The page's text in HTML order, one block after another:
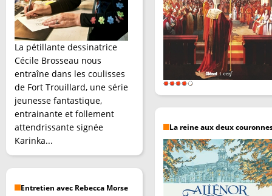
La pétillante dessinatrice
Cécile Brosseau nous
entraîne dans les coulisses
de Fort Trouillard, une série
jeunesse fantastique,
entrainante et follement
attendrissante signée
Karinka...
Entretien avec Rebecca Morse
La reine aux deux